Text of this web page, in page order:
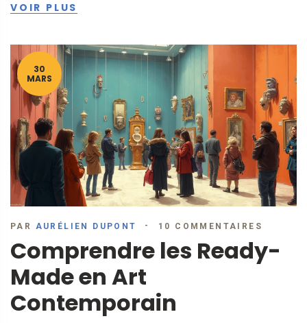
esthétique. Visualisez les influences historiques et
Comprenez pourquoi opter pour l'art déco peut enrichir
votre vie quotidienne avec sophistication et allure.
VOIR PLUS
30
MARS
PAR AURÉLIEN DUPONT 10 COMMENTAIRES
Comprendre les Ready-
Made en Art
Contemporain